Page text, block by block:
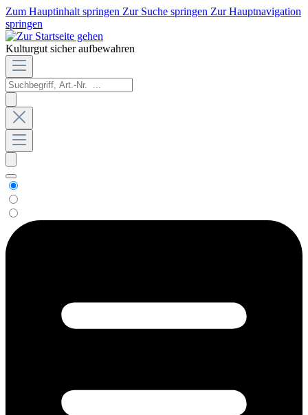
Zum Hauptinhalt springen Zur Suche springen Zur Hauptnavigation
springen
Kulturgut sicher aufbewahren